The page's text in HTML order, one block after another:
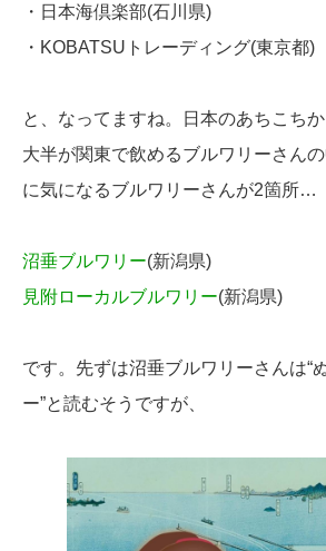
・日本海倶楽部(石川県)
・KOBATSUトレーディング(東京都)
と、なってますね。日本のあちこち
大半が関東で飲めるブルワリーさん
に気になるブルワリーさんが2箇所…
沼垂ブルワリー(新潟県)
見附ローカルブルワリー(新潟県)
です。先ずは沼垂ブルワリーさんは“
ー”と読むそうですが、